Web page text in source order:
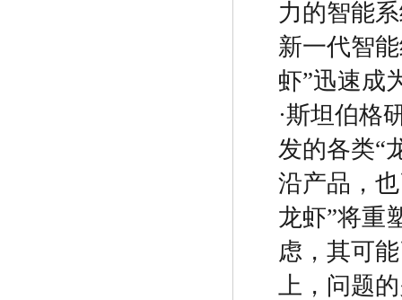
力的智能
新一代智
虾”迅速成
·斯坦伯格
发的各类“
沿产品，
龙虾”将重
虑，其可
上，问题